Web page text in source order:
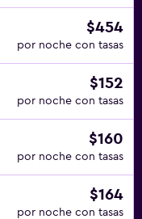
$454
por noche con tasas
$152
por noche con tasas
$160
por noche con tasas
$164
por noche con tasas